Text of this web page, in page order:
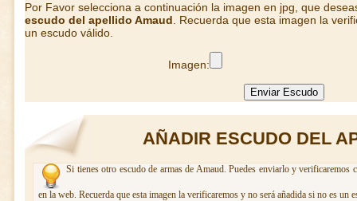
Por Favor selecciona a continuación la imagen en jpg, que
escudo del apellido Amaud . Recuerda que esta imagen la
un escudo válido.
Imagen:
AÑADIR ESCUDO DEL
Si tienes otro escudo de armas de Amaud. Puedes enviarlo y verificaremos
en la web. Recuerda que esta imagen la verificaremos y no será añadida si no es un